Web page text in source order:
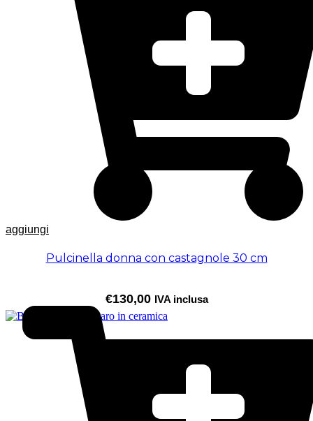
aggiungi
Pulcinella donna con castagnole 30 cm
€130,00 IVA inclusa